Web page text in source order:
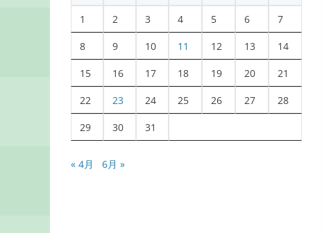
1 2 3 4 5 6 7
8 9 10 11 12 13 14
15 16 17 18 19 20 21
22 23 24 25 26 27 28
29 30 31
« 4月 6月 »